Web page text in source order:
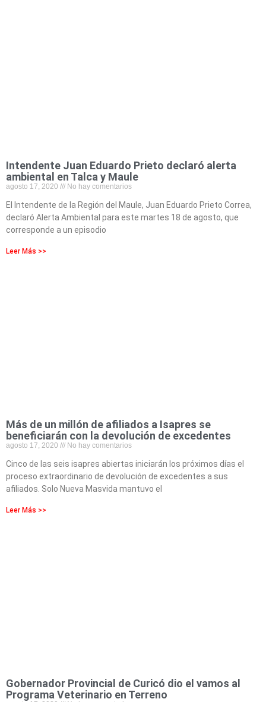
Intendente Juan Eduardo Prieto declaró alerta
ambiental en Talca y Maule
agosto 17, 2020 No hay comentarios
El Intendente de la Región del Maule, Juan Eduardo Prieto Correa,
declaró Alerta Ambiental para este martes 18 de agosto, que
corresponde a un episodio
Leer Más >>
Más de un millón de afiliados a Isapres se
beneficiarán con la devolución de excedentes
agosto 17, 2020 No hay comentarios
Cinco de las seis isapres abiertas iniciarán los próximos días el
proceso extraordinario de devolución de excedentes a sus
afiliados. Solo Nueva Masvida mantuvo el
Leer Más >>
Gobernador Provincial de Curicó dio el vamos al
Programa Veterinario en Terreno